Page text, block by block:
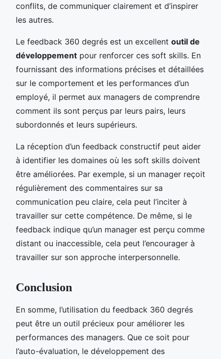
conflits, de communiquer clairement et d’inspirer
les autres.
Le feedback 360 degrés est un excellent outil de
développement pour renforcer ces soft skills. En
fournissant des informations précises et détaillées
sur le comportement et les performances d’un
employé, il permet aux managers de comprendre
comment ils sont perçus par leurs pairs, leurs
subordonnés et leurs supérieurs.
La réception d’un feedback constructif peut aider
à identifier les domaines où les soft skills doivent
être améliorées. Par exemple, si un manager reçoit
régulièrement des commentaires sur sa
communication peu claire, cela peut l’inciter à
travailler sur cette compétence. De même, si le
feedback indique qu’un manager est perçu comme
distant ou inaccessible, cela peut l’encourager à
travailler sur son approche interpersonnelle.
Conclusion
En somme, l’utilisation du feedback 360 degrés
peut être un outil précieux pour améliorer les
performances des managers. Que ce soit pour
l’auto-évaluation, le développement des